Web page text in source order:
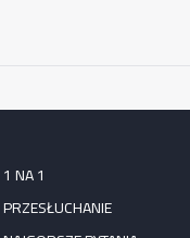
1 NA 1
PRZESŁUCHANIE